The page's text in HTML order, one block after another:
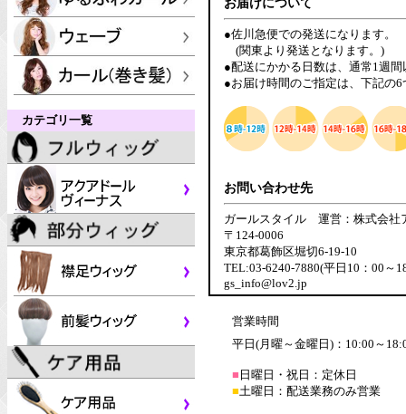
カテゴリ一覧
お届けについて
●佐川急便での発送になります。
(関東より発送となります。)
●配送にかかる日数は、通常1週
●お届け時間のご指定は、下記の
お問い合わせ先
ガールスタイル 運営：株式会社
〒124-0006
東京都葛飾区堀切6-19-10
TEL:03-6240-7880(平日10：00～
gs_info@lov2.jp
営業時間
平日(月曜～金曜日)：10:00～
■ 日曜日・祝日：定休日
■土曜日：配送業務のみ営業